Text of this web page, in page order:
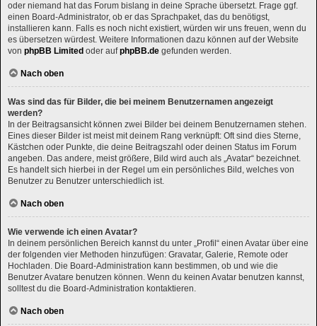
oder niemand hat das Forum bislang in deine Sprache übersetzt. Frage ggf.
einen Board-Administrator, ob er das Sprachpaket, das du benötigst,
installieren kann. Falls es noch nicht existiert, würden wir uns freuen, wenn du
es übersetzen würdest. Weitere Informationen dazu können auf der Website
von phpBB Limited oder aufphpBB.de gefunden werden.
Nach oben
Was sind das für Bilder, die bei meinem Benutzernamen angezeigt
werden?
In der Beitragsansicht können zwei Bilder bei deinem Benutzernamen stehen.
Eines dieser Bilder ist meist mit deinem Rang verknüpft: Oft sind dies Sterne,
Kästchen oder Punkte, die deine Beitragszahl oder deinen Status im Forum
angeben. Das andere, meist größere, Bild wird auch als „Avatar“ bezeichnet.
Es handelt sich hierbei in der Regel um ein persönliches Bild, welches von
Benutzer zu Benutzer unterschiedlich ist.
Nach oben
Wie verwende ich einen Avatar?
In deinem persönlichen Bereich kannst du unter „Profil“ einen Avatar über eine
der folgenden vier Methoden hinzufügen: Gravatar, Galerie, Remote oder
Hochladen. Die Board-Administration kann bestimmen, ob und wie die
Benutzer Avatare benutzen können. Wenn du keinen Avatar benutzen kannst,
solltest du die Board-Administration kontaktieren.
Nach oben